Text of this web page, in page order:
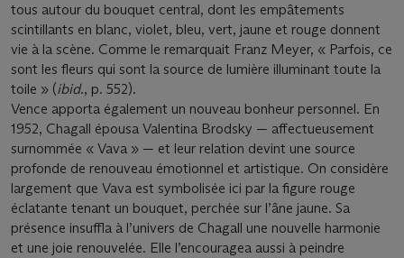
tous autour du bouquet central, dont les empâtements
scintillants en blanc, violet, bleu, vert, jaune et rouge donnent
vie à la scène. Comme le remarquait Franz Meyer, « Parfois, ce
sont les fleurs qui sont la source de lumière illuminant toute la
toile » (ibid., p. 552).
Vence apporta également un nouveau bonheur personnel. En
1952, Chagall épousa Valentina Brodsky — affectueusement
surnommée « Vava » — et leur relation devint une source
profonde de renouveau émotionnel et artistique. On considère
largement que Vava est symbolisée ici par la figure rouge
éclatante tenant un bouquet, perchée sur l’âne jaune. Sa
présence insuffla à l’univers de Chagall une nouvelle harmonie
et une joie renouvelée. Elle l’encouragea aussi à peindre